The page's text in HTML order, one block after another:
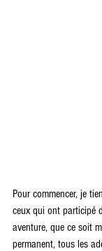
Pour commencer, je
ceux qui ont participé
aventure, que ce soit
permanent, tous les